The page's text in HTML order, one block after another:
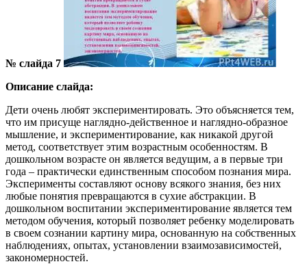
№ слайда 7
Описание слайда:
Дети очень любят экспериментировать. Это объясняется тем,
что им присуще наглядно-действенное и наглядно-образное
мышление, и экспериментирование, как никакой другой
метод, соответствует этим возрастным особенностям. В
дошкольном возрасте он является ведущим, а в первые три
года – практически единственным способом познания мира.
Эксперименты составляют основу всякого знания, без них
любые понятия превращаются в сухие абстракции. В
дошкольном воспитании экспериментирование является тем
методом обучения, который позволяет ребенку моделировать
в своем сознании картину мира, основанную на собственных
наблюдениях, опытах, установлении взаимозависимостей,
закономерностей.